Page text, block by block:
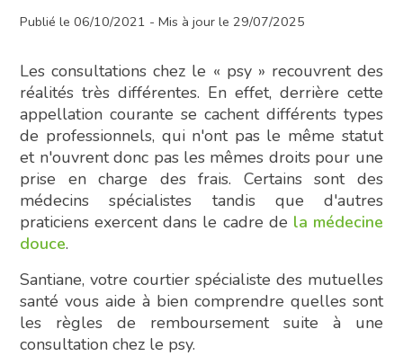
Publié le 06/10/2021 - Mis à jour le 29/07/2025
Les consultations chez le « psy » recouvrent des
réalités très différentes. En effet, derrière cette
appellation courante se cachent différents types
de professionnels, qui n'ont pas le même statut
et n'ouvrent donc pas les mêmes droits pour une
prise en charge des frais. Certains sont des
médecins spécialistes tandis que d'autres
praticiens exercent dans le cadre de la médecine
douce.
Santiane, votre courtier spécialiste des mutuelles
santé vous aide à bien comprendre quelles sont
les règles de remboursement suite à une
consultation chez le psy.